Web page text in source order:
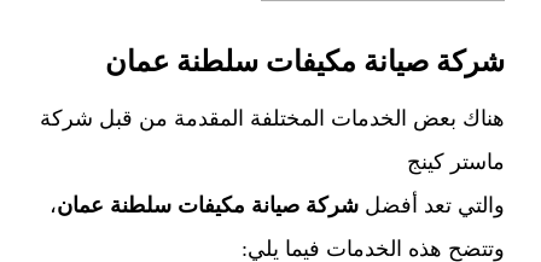
شركة صيانة مكيفات سلطنة عمان
هناك بعض الخدمات المختلفة المقدمة من قبل شركة
ماستر كينج
والتي تعد أفضل شركة صيانة مكيفات سلطنة عمان،
وتتضح هذه الخدمات فيما يلي: